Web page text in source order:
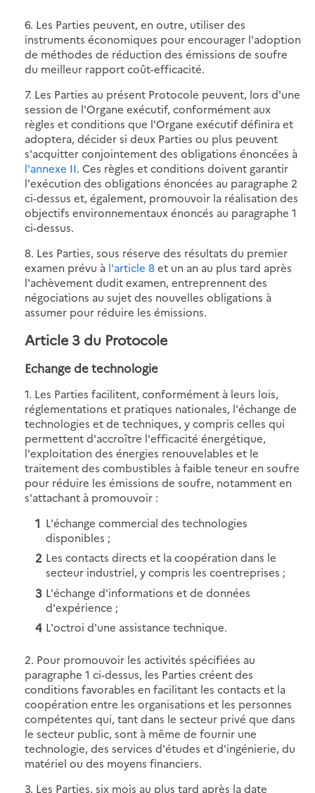
6. Les Parties peuvent, en outre, utiliser des
instruments économiques pour encourager l'adoption
de méthodes de réduction des émissions de soufre
du meilleur rapport coût-efficacité.
7. Les Parties au présent Protocole peuvent, lors d'une
session de l'Organe exécutif, conformément aux
règles et conditions que l'Organe exécutif définira et
adoptera, décider si deux Parties ou plus peuvent
s'acquitter conjointement des obligations énoncées à
l'annexe II. Ces règles et conditions doivent garantir
l'exécution des obligations énoncées au paragraphe 2
ci-dessus et, également, promouvoir la réalisation des
objectifs environnementaux énoncés au paragraphe 1
ci-dessus.
8. Les Parties, sous réserve des résultats du premier
examen prévu à l'article 8et un an au plus tard après
l'achèvement dudit examen, entreprennent des
négociations au sujet des nouvelles obligations à
assumer pour réduire les émissions.
Article 3 du Protocole
Echange de technologie
1. Les Parties facilitent, conformément à leurs lois,
réglementations et pratiques nationales, l'échange de
technologies et de techniques, y compris celles qui
permettent d'accroître l'efficacité énergétique,
l'exploitation des énergies renouvelables et le
traitement des combustibles à faible teneur en soufre
pour réduire les émissions de soufre, notamment en
s'attachant à promouvoir :
L'échange commercial des technologies
disponibles ;
Les contacts directs et la coopération dans le
secteur industriel, y compris les coentreprises ;
L'échange d'informations et de données
d'expérience ;
L'octroi d'une assistance technique.
2. Pour promouvoir les activités spécifiées au
paragraphe 1 ci-dessus, les Parties créent des
conditions favorables en facilitant les contacts et la
coopération entre les organisations et les personnes
compétentes qui, tant dans le secteur privé que dans
le secteur public, sont à même de fournir une
technologie, des services d'études et d'ingénierie, du
matériel ou des moyens financiers.
3. Les Parties, six mois au plus tard après la date